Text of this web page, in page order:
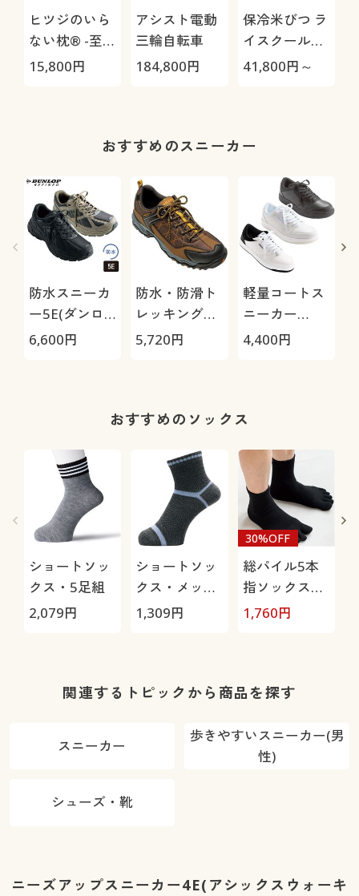
ヒツジのいら
ない枕® -至
極-
15,800円
アシスト電動
三輪自転車
184,800円
保冷米びつ ラ
イスクール
HRC-
41,800円～
おすすめのスニーカー
防水スニーカ
ー5E(ダンロ
ップリファイ
6,600円
防水・防滑ト
レッキングシ
ューズ4E(ウ
5,720円
軽量コートス
ニーカー
3E(ウィンブ
4,400円
おすすめのソックス
ショートソッ
クス・5足組
2,079円
ショートソッ
クス・メッシ
ュ3足組(吸汗
1,309円
総パイル5本
指ソックス・
2足組
30%OFF
1,760円
関連するトピックから商品を探す
スニーカー
歩きやすいスニーカー(男
性)
シューズ・靴
ニーズアップスニーカー4E(アシックスウォーキ